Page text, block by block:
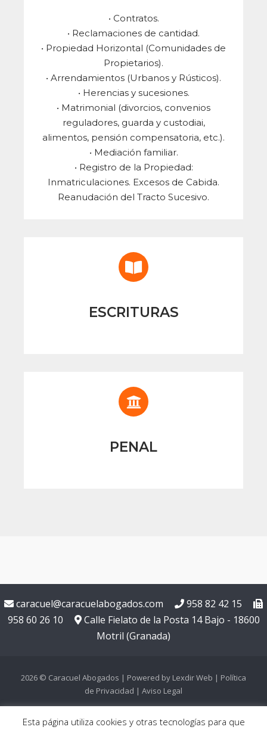
• Contratos.
• Reclamaciones de cantidad.
• Propiedad Horizontal (Comunidades de
Propietarios).
• Arrendamientos (Urbanos y Rústicos).
• Herencias y sucesiones.
• Matrimonial (divorcios, convenios
reguladores, guarda y custodiai,
alimentos, pensión compensatoria, etc.).
• Mediación familiar.
• Registro de la Propiedad:
Inmatriculaciones. Excesos de Cabida.
Reanudación del Tracto Sucesivo.
ESCRITURAS
PENAL
caracuel@caracuelabogados.com
958 82 42 15
958 60 26 10
Calle Fielato de la Posta 14 Bajo - 18600
Motril (Granada)
2026 © Caracuel Abogados | Powered by Lexdir Web | Política
de Privacidad | Aviso Legal
Esta página utiliza cookies y otras tecnologías para que